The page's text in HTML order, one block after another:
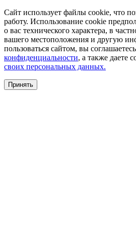
Сайт использует файлы cookie, что
работу. Использование cookie
о вас технического характера, в
вашего местоположения и другую
пользоваться сайтом, вы
конфиденциальности, а также даете
своих персональных данных.
Принять